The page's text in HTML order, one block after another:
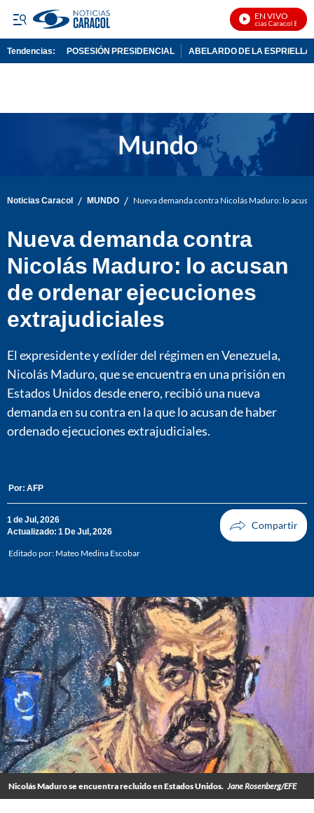
EN VIVO
Noticias Caracol En Vivo
Tendencias: POSESIÓN PRESIDENCIAL ABELARDO DE LA ESPRIELLA
Noticias Caracol / MUNDO / Nueva demanda contra Nicolás Maduro: lo
Nueva demanda contra
Nicolás Maduro: lo acusan
de ordenar ejecuciones
extrajudiciales
El expresidente y exlíder del régimen en Venezuela,
Nicolás Maduro, que se encuentra en una prisión en
Estados Unidos desde enero, recibió una nueva
demanda en su contra en la que lo acusan de haber
ordenado ejecuciones extrajudiciales.
Por: AFP
1 de Jul, 2026
Actualizado: 1 De Jul, 2026
Editado por: Mateo Medina Escobar
Nicolás Maduro se encuentra recluido en Estados Unidos. Jane Rosenberg/EFE